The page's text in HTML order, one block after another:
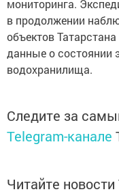
мониторинга.
в продолжении
объектов
данные о состоянии
водохранилища.
Следите за
Telegram-канале
Читайте